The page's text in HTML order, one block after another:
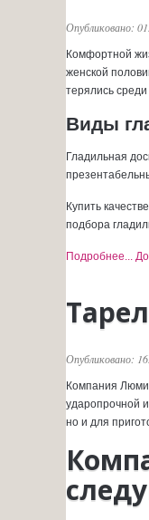
Опубликовано:
Комфортной
женской
терялись
Виды
Гладильная
Купить
подбора
Подробнее...
Опубликовано:
Компания
ударопрочной
но и для